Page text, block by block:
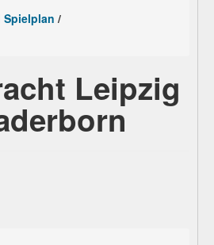
Spielplan /
Leipzig